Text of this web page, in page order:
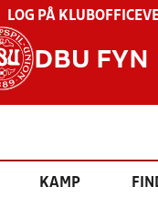
LOG PÅ KLUBOFFICE
DBU FYN
KAMP